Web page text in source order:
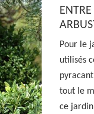
Contactez-
Pour le
utilisés
tout le
ce